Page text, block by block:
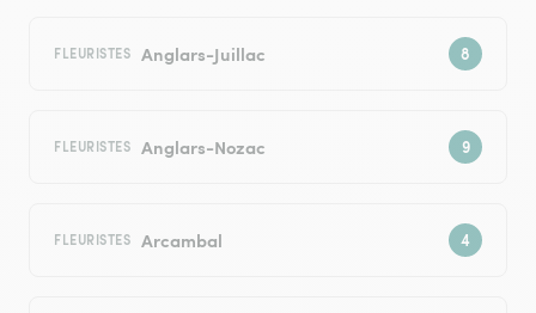
FLEURISTES Anglars-Juillac
FLEURISTES Anglars-Nozac
FLEURISTES Arcambal